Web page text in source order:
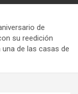
de
su reedición
de las casas de